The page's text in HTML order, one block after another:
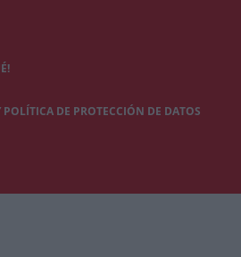
DE PROTECCIÓN DE DATOS